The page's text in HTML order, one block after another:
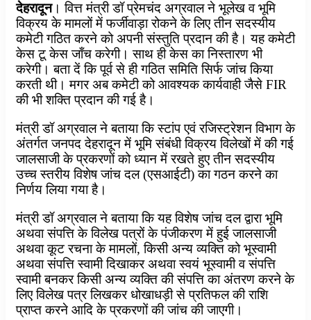
देहरादून। वित्त मंत्री डॉ प्रेमचंद अग्रवाल ने भूलेख व भूमि
विक्रय के मामलों में फर्जीवाड़ा रोकने के लिए तीन सदस्यीय
कमेटी गठित करने को अपनी संस्तुति प्रदान की है। यह कमेटी
केस टू केस जाँच करेगी। साथ ही केस का निस्तारण भी
करेगी। बता दें कि पूर्व से ही गठित समिति सिर्फ जांच किया
करती थी। मगर अब कमेटी को आवश्यक कार्यवाही जैसे FIR
की भी शक्ति प्रदान की गई है।
मंत्री डॉ अग्रवाल ने बताया कि स्टांप एवं रजिस्ट्रेशन विभाग के
अंतर्गत जनपद देहरादून में भूमि संबंधी विक्रय विलेखों में की गई
जालसाजी के प्रकरणों को ध्यान में रखते हुए तीन सदस्यीय
उच्च स्तरीय विशेष जांच दल (एसआईटी) का गठन करने का
निर्णय लिया गया है।
मंत्री डॉ अग्रवाल ने बताया कि यह विशेष जांच दल द्वारा भूमि
अथवा संपत्ति के विलेख पत्रों के पंजीकरण में हुई जालसाजी
अथवा कूट रचना के मामलों, किसी अन्य व्यक्ति को भूस्वामी
अथवा संपत्ति स्वामी दिखाकर अथवा स्वयं भूस्वामी व संपत्ति
स्वामी बनकर किसी अन्य व्यक्ति की संपत्ति का अंतरण करने के
लिए विलेख पत्र लिखकर धोखाधड़ी से प्रतिफल की राशि
प्राप्त करने आदि के प्रकरणों की जांच की जाएगी।